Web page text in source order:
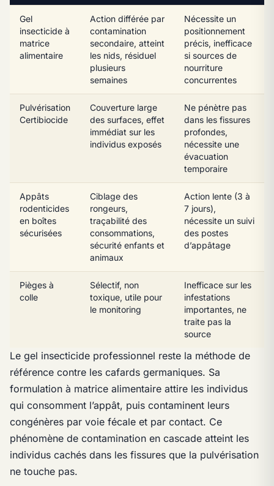
Gel
insecticide à
matrice
alimentaire
Action différée par
contamination
secondaire, atteint
les nids, résiduel
plusieurs
semaines
Nécessite un
positionnement
précis, inefficace
si sources de
nourriture
concurrentes
Pulvérisation
Certibiocide
Couverture large
des surfaces, effet
immédiat sur les
individus exposés
Ne pénètre pas
dans les fissures
profondes,
nécessite une
évacuation
temporaire
Appâts
rodenticides
en boîtes
sécurisées
Ciblage des
rongeurs,
traçabilité des
consommations,
sécurité enfants et
animaux
Action lente (3 à
7 jours),
nécessite un suivi
des postes
d’appâtage
Pièges à
colle
Sélectif, non
toxique, utile pour
le monitoring
Inefficace sur les
infestations
importantes, ne
traite pas la
source
Le gel insecticide professionnel reste la méthode de
référence contre les cafards germaniques. Sa
formulation à matrice alimentaire attire les individus
qui consomment l’appât, puis contaminent leurs
congénères par voie fécale et par contact. Ce
phénomène de contamination en cascade atteint les
individus cachés dans les fissures que la pulvérisation
ne touche pas.